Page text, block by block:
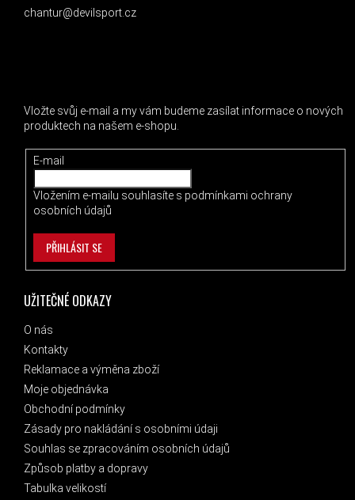
UŽITEČNÉ ODKAZY
O nás
Kontakty
Reklamace a výměna zboží
Moje objednávka
Obchodní podmínky
Zásady pro nakládání s osobními údaji
Souhlas se zpracováním osobních údajů
Způsob platby a dopravy
Tabulka velikostí
chantur@devilsport.cz
Vložte svůj e-mail a my vám budeme zasílat informace o nových
produktech na našem e-shopu.
E-mail
Vložením e-mailu souhlasíte s podmínkami ochrany
osobních údajů
PŘIHLÁSIT SE